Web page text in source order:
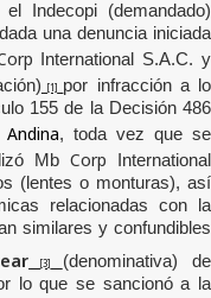
el
Indecopi(demandado)
una denuncia iniciada
International S.A.C. y
[1] por infracción a lo
155 de la Decisión 486
, toda vez que se
Mb Corp International
(lentes o monturas), así
relacionadas con la
similares y confundibles
[3] (denominativa)
de
lo que se sancionó a la